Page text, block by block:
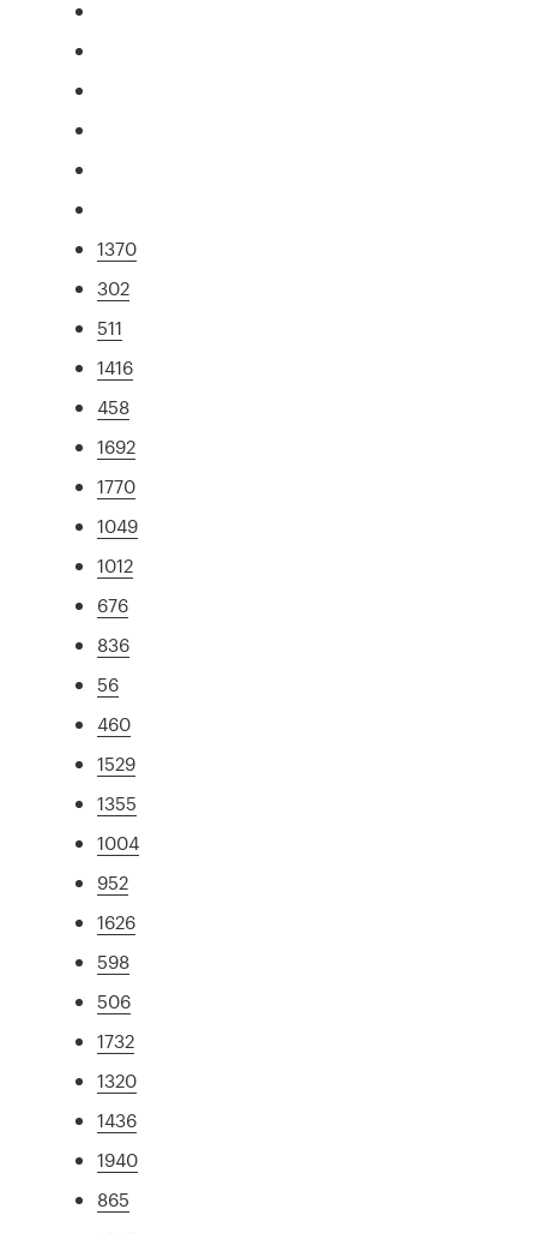
1370
302
511
1416
458
1692
1770
1049
1012
676
836
56
460
1529
1355
1004
952
1626
598
506
1732
1320
1436
1940
865